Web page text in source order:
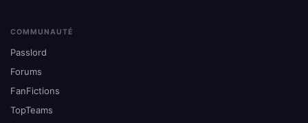
COMMUNAUTÉ
Passlord
Forums
FanFictions
TopTeams